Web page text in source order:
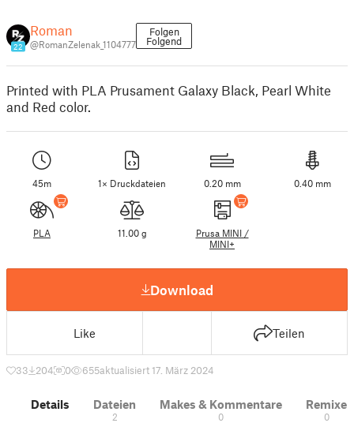
22
Roman
@RomanZelenak_1104777
Folgen
Folgend
Printed with PLA Prusament Galaxy Black, Pearl White
and Red color.
45m 1× Druckdateien 0.20 mm 0.40 mm
PLA 11.00 g
Prusa MINI /
MINI+
Download
Like Teilen
33 204 0 655aktualisiert 17. März 2024
Details Dateien
2
Makes & Kommentare
0
Remixe
0